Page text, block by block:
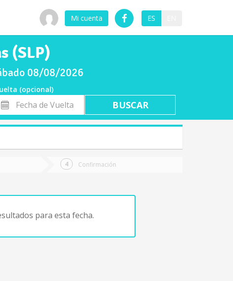
Mi cuenta ES
(SLP)
08/08/2026
(opcional)
Confirmación
para esta fecha.